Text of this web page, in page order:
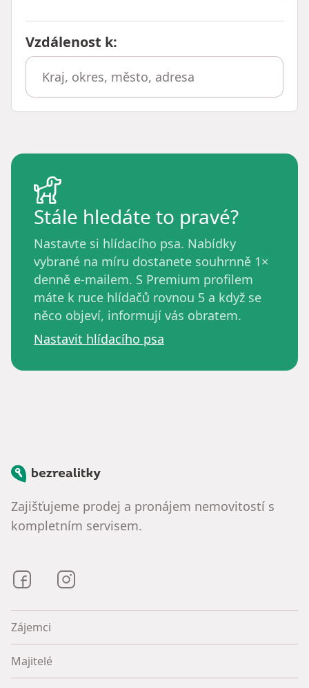
Vzdálenost k:
Stále hledáte to pravé?
Nastavte si hlídacího psa. Nabídky
vybrané na míru dostanete souhrnně 1×
denně e-mailem. S Premium profilem
máte k ruce hlídačů rovnou 5 a když se
něco objeví, informují vás obratem.
Nastavit hlídacího psa
Bezrealitky
Zajišťujeme prodej a pronájem nemovitostí s
kompletním servisem.
Bezrealitky na Facebooku
Zájemci
Majitelé